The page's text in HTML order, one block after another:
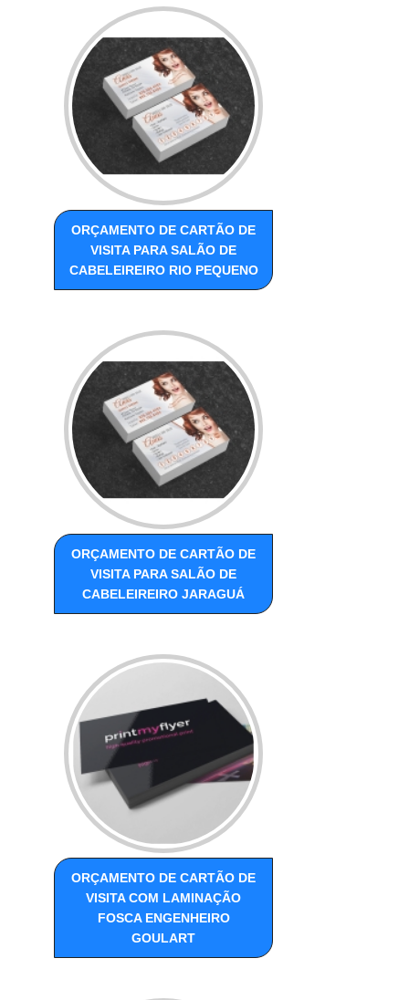
ORÇAMENTO DE CARTÃO DE
VISITA PARA SALÃO DE
CABELEIREIRO RIO PEQUENO
ORÇAMENTO DE CARTÃO DE
VISITA PARA SALÃO DE
CABELEIREIRO JARAGUÁ
ORÇAMENTO DE CARTÃO DE
VISITA COM LAMINAÇÃO
FOSCA ENGENHEIRO
GOULART